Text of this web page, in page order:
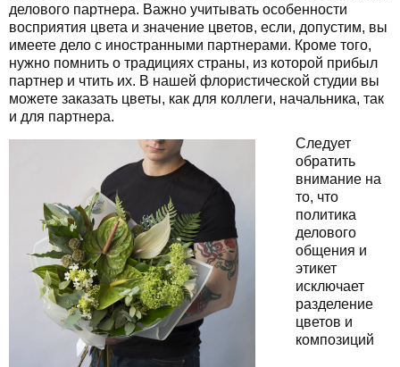
делового партнера. Важно учитывать особенности
восприятия цвета и значение цветов, если, допустим, вы
имеете дело с иностранными партнерами. Кроме того,
нужно помнить о традициях страны, из которой прибыл
партнер и чтить их. В нашей флористической студии вы
можете заказать цветы, как для коллеги, начальника, так
и для партнера.
Следует
обратить
внимание на
то, что
политика
делового
общения и
этикет
исключает
разделение
цветов и
композиций